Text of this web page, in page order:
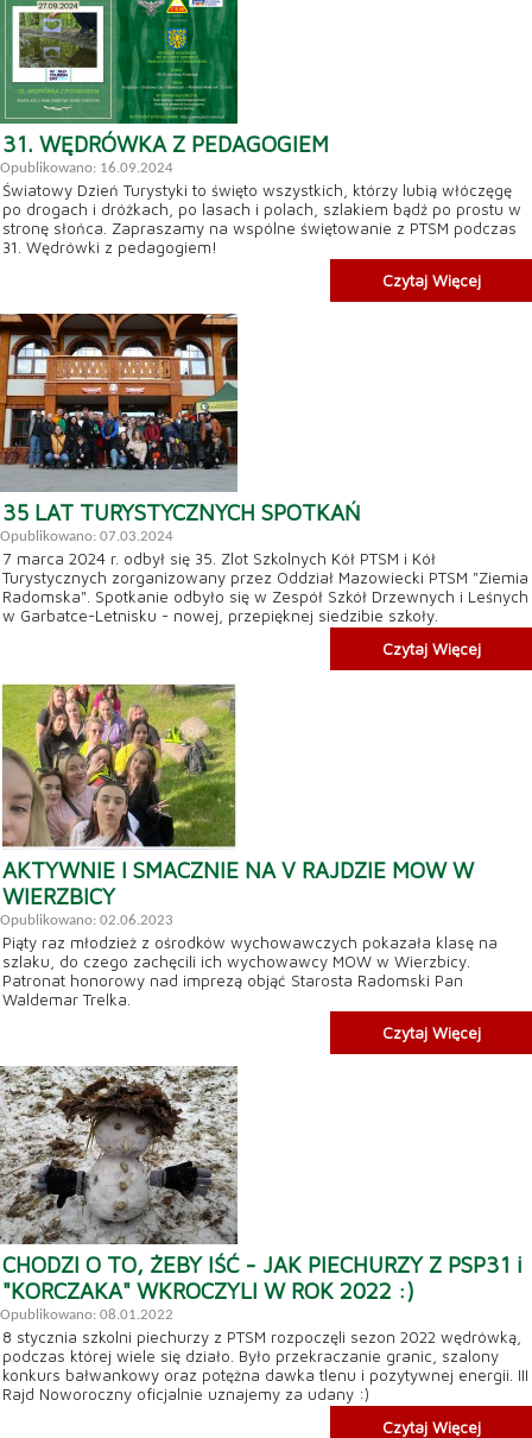
31. WĘDRÓWKA Z PEDAGOGIEM
Opublikowano: 16.09.2024
Światowy Dzień Turystyki to święto wszystkich, którzy lubią włóczęgę
po drogach i dróżkach, po lasach i polach, szlakiem bądź po prostu w
stronę słońca. Zapraszamy na wspólne świętowanie z PTSM podczas
31. Wędrówki z pedagogiem!
Czytaj Więcej
35 LAT TURYSTYCZNYCH SPOTKAŃ
Opublikowano: 07.03.2024
7 marca 2024 r. odbył się 35. Zlot Szkolnych Kół PTSM i Kół
Turystycznych zorganizowany przez Oddział Mazowiecki PTSM "Ziemia
Radomska". Spotkanie odbyło się w Zespół Szkół Drzewnych i Leśnych
w Garbatce-Letnisku - nowej, przepięknej siedzibie szkoły.
Czytaj Więcej
AKTYWNIE I SMACZNIE NA V RAJDZIE MOW W
WIERZBICY
Opublikowano: 02.06.2023
Piąty raz młodzież z ośrodków wychowawczych pokazała klasę na
szlaku, do czego zachęcili ich wychowawcy MOW w Wierzbicy.
Patronat honorowy nad imprezą objąć Starosta Radomski Pan
Waldemar Trelka.
Czytaj Więcej
CHODZI O TO, ŻEBY IŚĆ - JAK PIECHURZY Z PSP31 i
"KORCZAKA" WKROCZYLI W ROK 2022 :)
Opublikowano: 08.01.2022
8 stycznia szkolni piechurzy z PTSM rozpoczęli sezon 2022 wędrówką,
podczas której wiele się działo. Było przekraczanie granic, szalony
konkurs bałwankowy oraz potężna dawka tlenu i pozytywnej energii. III
Rajd Noworoczny oficjalnie uznajemy za udany :)
Czytaj Więcej